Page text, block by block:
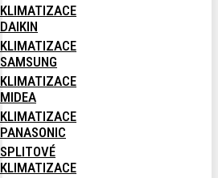
KLIMATIZACE
DAIKIN
KLIMATIZACE
SAMSUNG
KLIMATIZACE
MIDEA
KLIMATIZACE
PANASONIC
SPLITOVÉ
KLIMATIZACE